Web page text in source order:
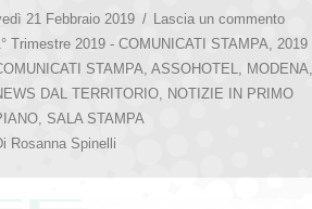
21 Febbraio 2019
Lascia un commento
Trimestre 2019 - COMUNICATI STAMPA
2019
STAMPA ASSOHOTEL MODENA
DAL TERRITORIO
NOTIZIE IN PRIMO
SALA STAMPA
Rosanna Spinelli